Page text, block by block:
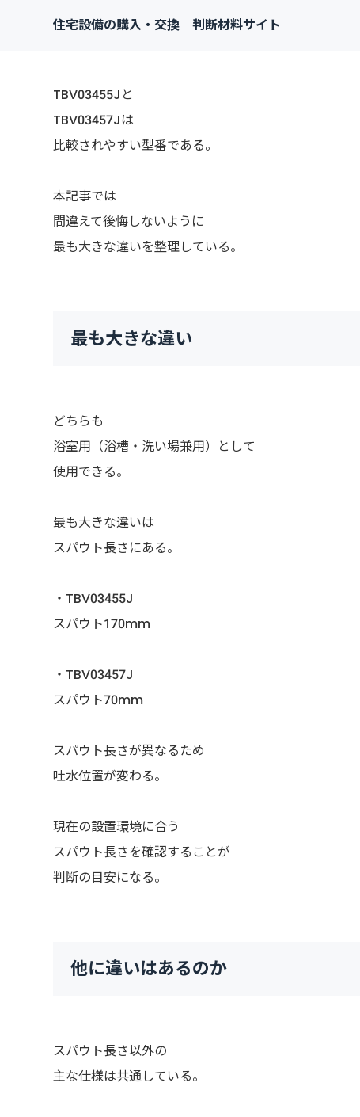
住宅設備の購入・交換 判断材料サイト
TBV03455Jと
TBV03457Jは
比較されやすい型番である。
本記事では
間違えて後悔しないように
最も大きな違いを整理している。
最も大きな違い
どちらも
浴室用（浴槽・洗い場兼用）として
使用できる。
最も大きな違いは
スパウト長さにある。
・TBV03455J
スパウト170mm
・TBV03457J
スパウト70mm
スパウト長さが異なるため
吐水位置が変わる。
現在の設置環境に合う
スパウト長さを確認することが
判断の目安になる。
他に違いはあるのか
スパウト長さ以外の
主な仕様は共通している。